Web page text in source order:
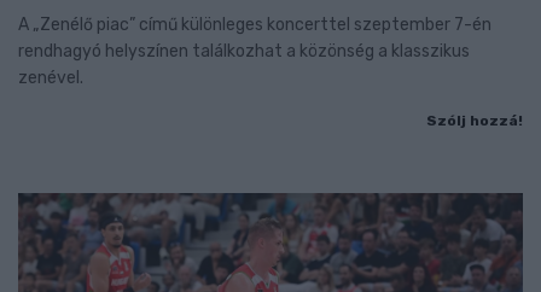
A „Zenélő piac” című különleges koncerttel szeptember 7-én
rendhagyó helyszínen találkozhat a közönség a klasszikus
zenével.
Szólj hozzá!